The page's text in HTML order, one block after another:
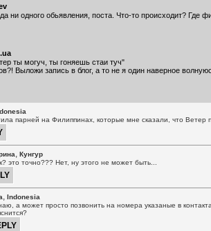
ни одного обьявления, поста. Что-то происходит? Где
ты могуч, ты гоняешь стаи туч"
Выложи запись в блог, а то не я один наверное
парней на Филиппинах, которые мне сказали, что Ветер
, Кунгур
это точно??? Нет, ну этого не может быть...
, Indonesia
а может просто позвонить на номера указаные в